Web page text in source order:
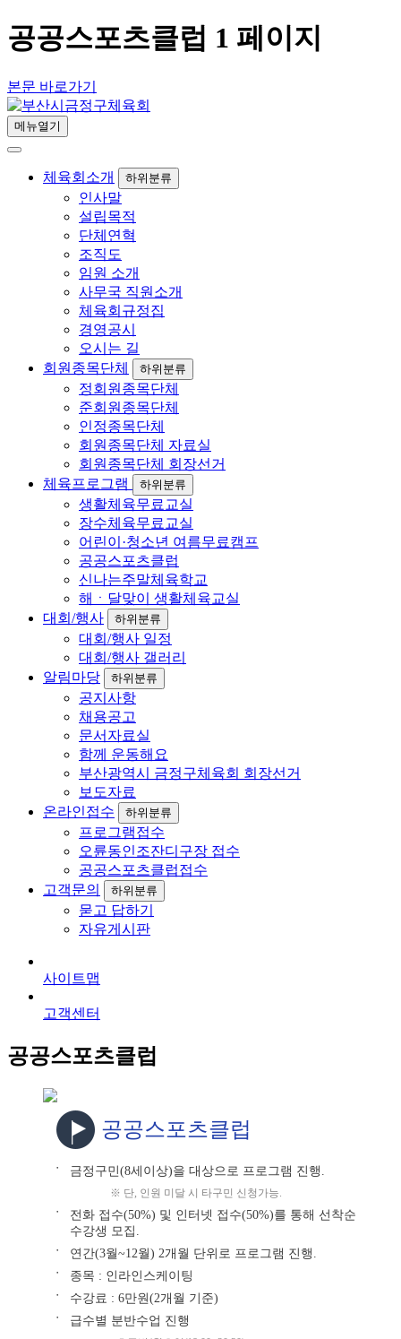
공공스포츠클럽 1 페이지
본문 바로가기
메뉴열기
체육회소개 하위분류
인사말
설립목적
단체연혁
조직도
임원 소개
사무국 직원소개
체육회규정집
경영공시
오시는 길
회원종목단체
하위분류
정회원종목단체
준회원종목단체
인정종목단체
회원종목단체 자료실
회원종목단체 회장선거
체육프로그램
하위분류
생활체육무료교실
장수체육무료교실
어린이·청소년 여름무료캠프
공공스포츠클럽
신나는주말체육학교
해ㆍ달맞이 생활체육교실
대회/행사
하위분류
대회/행사 일정
대회/행사 갤러리
알림마당
하위분류
공지사항
채용공고
문서자료실
함께 운동해요
부산광역시 금정구체육회 회장선거
보도자료
온라인접수
하위분류
프로그램접수
오륜동인조잔디구장 접수
공공스포츠클럽접수
고객문의
하위분류
묻고 답하기
자유게시판
사이트맵
고객센터
공공스포츠클럽
공공스포츠클럽
● 금정구민(8세이상)을 대상으로 프로그램 진행.
※ 단, 인원 미달 시 타구민 신청가능.
●
전화 접수(50%) 및 인터넷 접수(50%)를 통해 선착순
수강생 모집.
● 연간(3월~12월) 2개월 단위로 프로그램 진행.
● 종목 : 인라인스케이팅
● 수강료 : 6만원(2개월 기준)
● 급수별 분반수업 진행